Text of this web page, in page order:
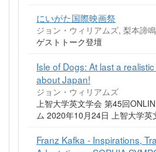
にいがた国際映画祭
ジョン・ウィリアムズ, 梨本諦鳴
ゲストトーク登壇
Isle of Dogs: At last a
about Japan!
ジョン・ウィリアムズ
上智大学英文学会 第45回
ム 2020年10月24日 上智大学英
Franz Kafka - Inspirations,